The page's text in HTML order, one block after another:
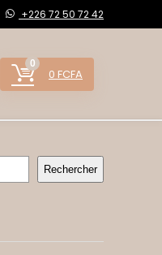
+226 72 50 72 42
0
0 FCFA
Rechercher